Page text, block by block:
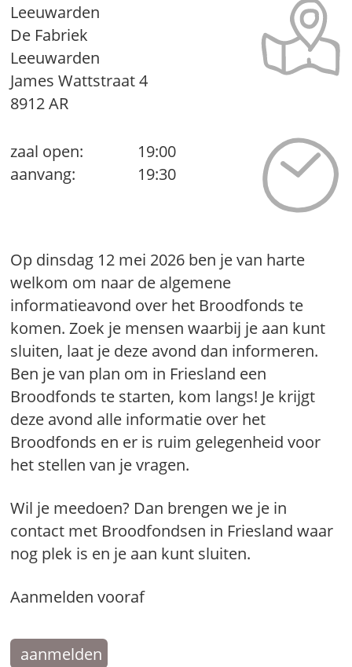
Leeuwarden
De Fabriek
Leeuwarden
James Wattstraat 4
8912 AR
zaal open:
19:00
aanvang:
19:30
Op dinsdag 12 mei 2026 ben je van harte
welkom om naar de algemene
informatieavond over het Broodfonds te
komen. Zoek je mensen waarbij je aan kunt
sluiten, laat je deze avond dan informeren.
Ben je van plan om in Friesland een
Broodfonds te starten, kom langs! Je krijgt
deze avond alle informatie over het
Broodfonds en er is ruim gelegenheid voor
het stellen van je vragen.
Wil je meedoen? Dan brengen we je in
contact met Broodfondsen in Friesland waar
nog plek is en je aan kunt sluiten.
Aanmelden vooraf
aanmelden